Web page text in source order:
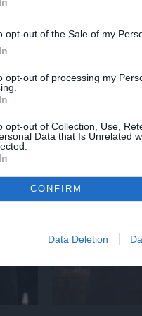
opt-out of the Sale of my
opt-out of processing my
opt-out of Collection, Use,
Data that Is Unrelated
CONFIRM
Data Deletion
Άρθρα